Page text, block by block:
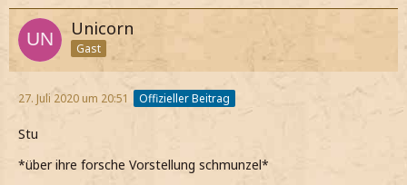
Unicorn
Gast
27. Juli 2020 um 20:51 Offizieller Beitrag
Stu
*über ihre forsche Vorstellung schmunzel*